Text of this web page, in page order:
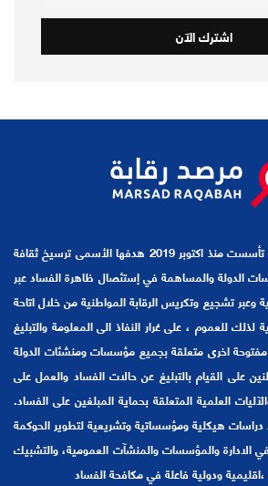
مرصد رقابة” منظمة وطنية تأسست منذ اكتوبر 2019 هدفها الأسمى ترسيخ ثقافة
الدولة والمساهمة في إستئصال ظاهرة الفساد عبر
وعبر تشجيع وتكريس الرقابة المواطنية من خلال اتاحة
للعموم ، على غرار النفاذ الى المعلومة والتبليغ
اخرى متعلقة بجميع مؤسسات ومنشئات الدولة
على القيام بالتبليغ عن حالات الفساد والعمل على
العلمية المتعلقة بحماية المبلغين على الفساد.
هيكلية ومؤسساتية وتشريعية لتطوير الحوكمة
والمؤسسات والمنشآت العمومية، والتشبيك
ودولية فاعلة في مكافحة الفساد